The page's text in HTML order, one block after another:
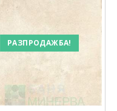
РАЗПРОДАЖБА!